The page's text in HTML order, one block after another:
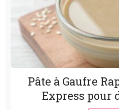
Pâte à Gaufre
Express pour